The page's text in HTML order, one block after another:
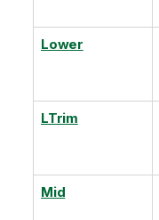
Lower
LTrim
Mid